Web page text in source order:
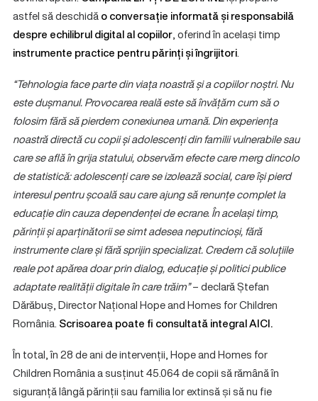
astfel să deschidăo conversație informată și responsabilă
despre echilibrul digital al copiilor, oferind în același timp
instrumente practice pentru părinți și îngrijitori.
“Tehnologia face parte din viața noastră și a copiilor noștri. Nu
este dușmanul. Provocarea reală este să învățăm cum să o
folosim fără să pierdem conexiunea umană. Din experiența
noastră directă cu copii și adolescenți din familii vulnerabile sau
care se află în grija statului, observăm efecte care merg dincolo
de statistică: adolescenți care se izolează social, care își pierd
interesul pentru școală sau care ajung să renunțe complet la
educație din cauza dependenței de ecrane. În același timp,
părinții și aparținătorii se simt adesea neputincioși, fără
instrumente clare și fără sprijin specializat. Credem că soluțiile
reale pot apărea doar prin dialog, educație și politici publice
adaptate realității digitale în care trăim”– declară Ștefan
Dărăbuș, Director Național Hope and Homes for Children
România. Scrisoarea poate fi consultată integralAICI.
În total, în 28 de ani de intervenții, Hope and Homes for
Children România a susținut 45.064 de copii să rămână în
siguranță lângă părinții sau familia lor extinsă și să nu fie